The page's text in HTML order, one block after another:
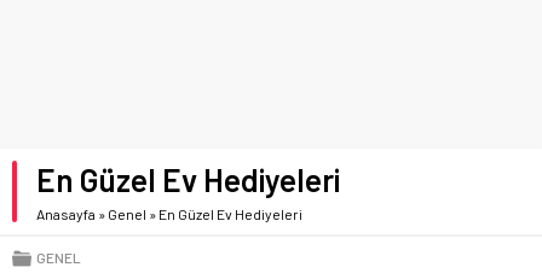
En Güzel Ev Hediyeleri
Anasayfa » Genel » En Güzel Ev Hediyeleri
GENEL